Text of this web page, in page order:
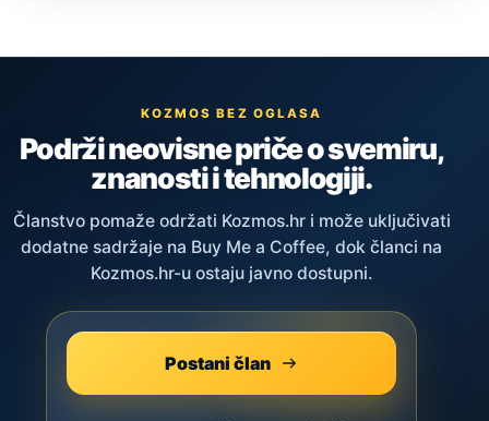
KOZMOS BEZ OGLASA
Podrži neovisne priče o svemiru,
znanosti i tehnologiji.
Članstvo pomaže održati Kozmos.hr i može uključivati
dodatne sadržaje na Buy Me a Coffee, dok članci na
Kozmos.hr-u ostaju javno dostupni.
Postani član